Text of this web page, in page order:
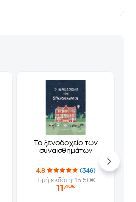
Το ξενοδοχείο των
συναισθημάτων
4.8
(346)
Τιμή εκδότη: 15.50€
11,40€